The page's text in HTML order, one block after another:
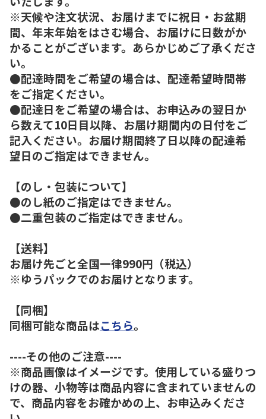
※天候や注文状況、お届けまでに祝日・お盆期
間、年末年始をはさむ場合、お届けに日数がか
かることがございます。あらかじめご了承くださ
い。
●配達時間をご希望の場合は、配達希望時間帯
をご指定ください。
●配達日をご希望の場合は、お申込みの翌日か
ら数えて10日目以降、お届け期間内の日付をご
記入ください。お届け期間終了日以降の配達希
望日のご指定はできません。
【のし・包装について】
●のし紙のご指定はできません。
●二重包装のご指定はできません。
【送料】
お届け先ごと全国一律990円（税込）
※ゆうパックでのお届けとなります。
【同梱】
同梱可能な商品はこちら。
----その他のご注意----
※商品画像はイメージです。使用している盛りつ
けの器、小物等は商品内容に含まれていませんの
で、商品内容をお確かめの上、お申込みくださ